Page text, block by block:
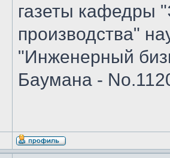
газеты кафедры
производства"
"Инженерный
Баумана -